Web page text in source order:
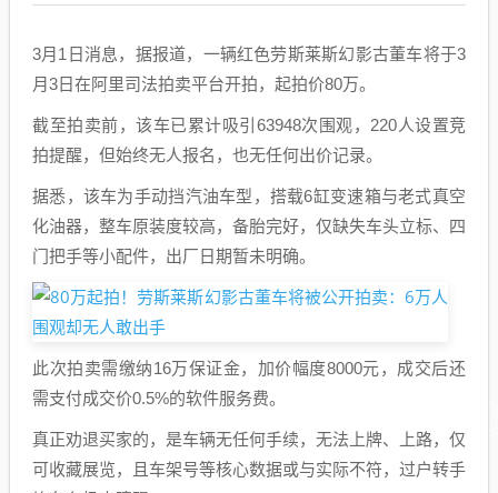
3月1日消息，据报道，一辆红色劳斯莱斯幻影古董车将于3
月3日在阿里司法拍卖平台开拍，起拍价80万。
截至拍卖前，该车已累计吸引63948次围观，220人设置竞
拍提醒，但始终无人报名，也无任何出价记录。
据悉，该车为手动挡汽油车型，搭载6缸变速箱与老式真空
化油器，整车原装度较高，备胎完好，仅缺失车头立标、四
门把手等小配件，出厂日期暂未明确。
此次拍卖需缴纳16万保证金，加价幅度8000元，成交后还
需支付成交价0.5%的软件服务费。
真正劝退买家的，是车辆无任何手续，无法上牌、上路，仅
可收藏展览，且车架号等核心数据或与实际不符，过户转手